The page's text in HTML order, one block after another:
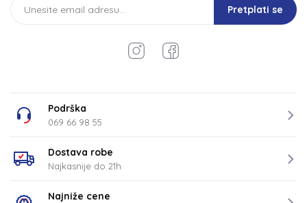
Pretplati se
Podrška
069 66 98 55
Dostava robe
Najkasnije do 21h
Najniže cene